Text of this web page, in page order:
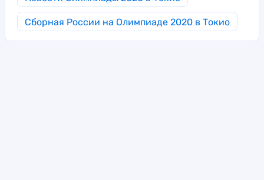
Сборная России на Олимпиаде 2020 в Токио